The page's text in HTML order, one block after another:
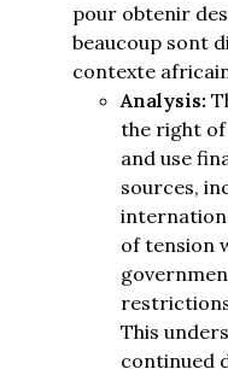
pour obtenir
beaucoup sont
contexte
Analysis:
the right of
and use
sources,
of tension
This
continued